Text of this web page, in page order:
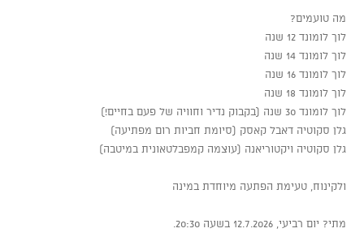
​מה טועמים?
​לוך לומונד 12 שנה
​לוך לומונד 14 שנה
​לוך לומונד 16 שנה
​לוך לומונד 18 שנה
​לוך לומונד 30 שנה (בקבוק נדיר וחוויה של פעם בחיים!)
​גלן סקוטיה דאבל קאסק (סיומת חביות רום מפתיעה)
​גלן סקוטיה ויקטוריאנה (עוצמה קמפבלטאונית במיטבה)
ולקינוח, טעימת הפתעה מיוחדת במינה
מתי? יום רביעי, 12.7.2026 בשעה 20:30.